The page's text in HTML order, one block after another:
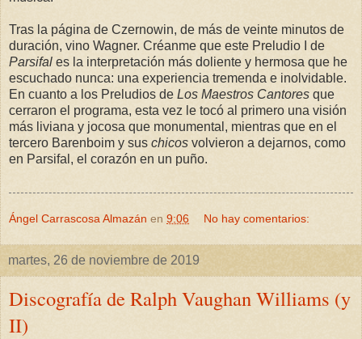
Tras la página de Czernowin, de más de veinte minutos de
duración, vino Wagner. Créanme que este Preludio I de
Parsifal es la interpretación más doliente y hermosa que he
escuchado nunca: una experiencia tremenda e inolvidable.
En cuanto a los Preludios de Los Maestros Cantores que
cerraron el programa, esta vez le tocó al primero una visión
más liviana y jocosa que monumental, mientras que en el
tercero Barenboim y sus chicos volvieron a dejarnos, como
en Parsifal, el corazón en un puño.
Ángel Carrascosa Almazán en 9:06 No hay comentarios:
martes, 26 de noviembre de 2019
Discografía de Ralph Vaughan Williams (y
II)